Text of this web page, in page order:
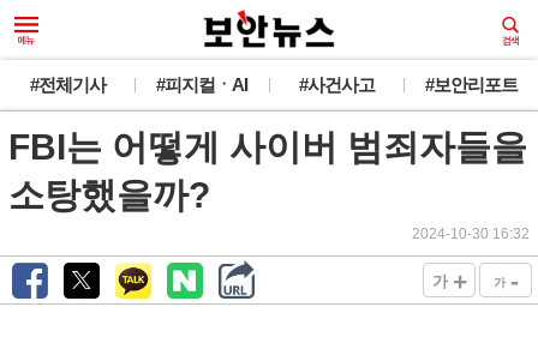
#전체기사 #피지컬ㆍAI #사건사고 #보안리포트
FBI는 어떻게 사이버 범죄자들을
소탕했을까?
2024-10-30 16:32
가 + 가 -